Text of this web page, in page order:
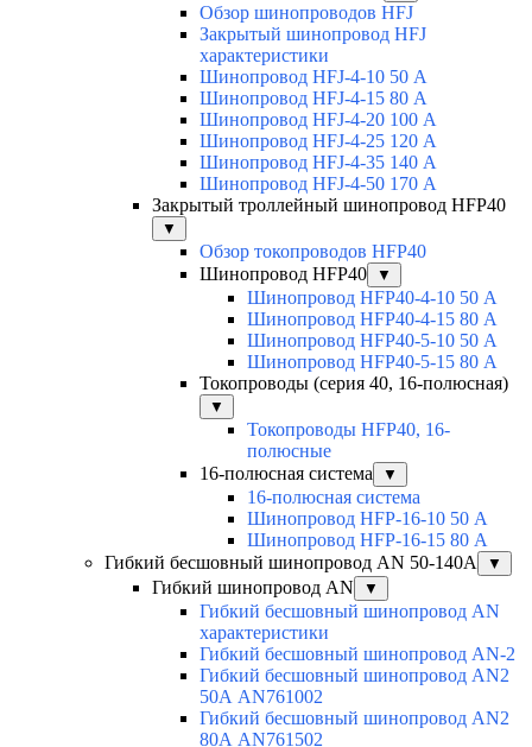
Обзор шинопроводов HFJ
Закрытый шинопровод HFJ
характеристики
Шинопровод HFJ-4-10 50 А
Шинопровод HFJ-4-15 80 А
Шинопровод HFJ-4-20 100 А
Шинопровод HFJ-4-25 120 А
Шинопровод HFJ-4-35 140 А
Шинопровод HFJ-4-50 170 А
Закрытый троллейный шинопровод HFP40
▼
Обзор токопроводов HFP40
Шинопровод HFP40
▼
Шинопровод HFP40-4-10 50 А
Шинопровод HFP40-4-15 80 А
Шинопровод HFP40-5-10 50 А
Шинопровод HFP40-5-15 80 А
Токопроводы (серия 40, 16-полюсная)
▼
Токопроводы HFP40, 16-
полюсные
16-полюсная система
▼
16-полюсная система
Шинопровод HFP-16-10 50 А
Шинопровод HFP-16-15 80 А
Гибкий бесшовный шинопровод AN 50-140А
▼
Гибкий шинопровод AN ▼
Гибкий бесшовный шинопровод AN
характеристики
Гибкий бесшовный шинопровод AN-2
Гибкий бесшовный шинопровод AN2
50А AN761002
Гибкий бесшовный шинопровод AN2
80А AN761502